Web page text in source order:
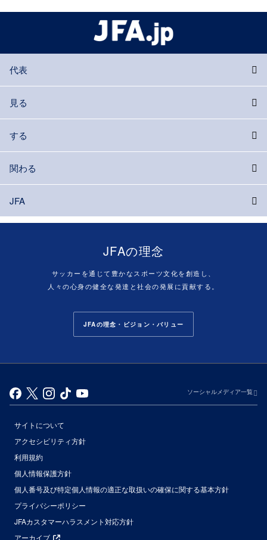
代表
見る
する
関わる
JFA
JFAの理念
サッカーを通じて豊かなスポーツ文化を創造し、
人々の心身の健全な発達と社会の発展に貢献する。
JFAの理念・ビジョン・バリュー
ソーシャルメディア一覧
サイトについて
アクセシビリティ方針
利用規約
個人情報保護方針
個人番号及び特定個人情報の適正な取扱いの確保に関する基本方針
プライバシーポリシー
JFAカスタマーハラスメント対応方針
アーカイブ